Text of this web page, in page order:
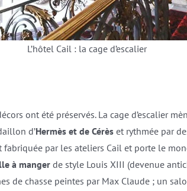
L’hôtel Cail : la cage d’escalier
ont été préservés. La cage d’escalier
d’Hermès et de Cérèset rythmée par
fabriquée par les ateliers Cail et porte le
à mangerde style Louis XIII (devenue
de chasse peintes par Max Claude ; un